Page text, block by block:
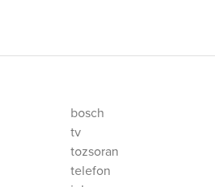
bosch
tv
tozsoran
telefon